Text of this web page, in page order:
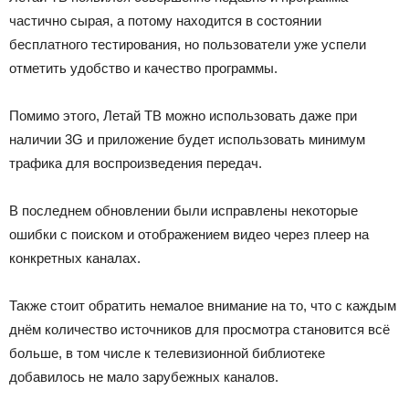
частично сырая, а потому находится в состоянии
бесплатного тестирования, но пользователи уже успели
отметить удобство и качество программы.
Помимо этого, Летай ТВ можно использовать даже при
наличии 3G и приложение будет использовать минимум
трафика для воспроизведения передач.
В последнем обновлении были исправлены некоторые
ошибки с поиском и отображением видео через плеер на
конкретных каналах.
Также стоит обратить немалое внимание на то, что с каждым
днём количество источников для просмотра становится всё
больше, в том числе к телевизионной библиотеке
добавилось не мало зарубежных каналов.